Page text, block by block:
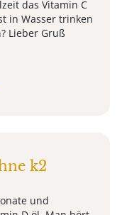
das Vitamin C
in Wasser trinken
Lieber Gruß
k2
und